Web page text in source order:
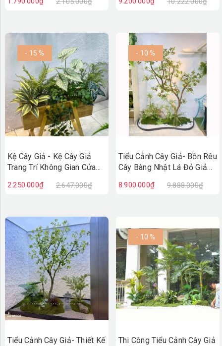
(100X50X110cm)- BC279
(90X200X230cm)- RC148
- 15 %
Kệ Cây Giả - Kệ Cây Giả
Trang Trí Không Gian Cửa
(100X50X110cm)- BC275
2.250.000₫ 2.647.000₫
- 10 %
Tiểu Cảnh Cây Giả- Bồn Rêu
Cây Bàng Nhật Lá Đỏ Giả
(90X200X220cm)- RC147
8.900.000₫ 9.888.000₫
Tiểu Cảnh Cây Giả- Thiết Kế
- 10 %
Thi Công Tiểu Cảnh Cây Giả